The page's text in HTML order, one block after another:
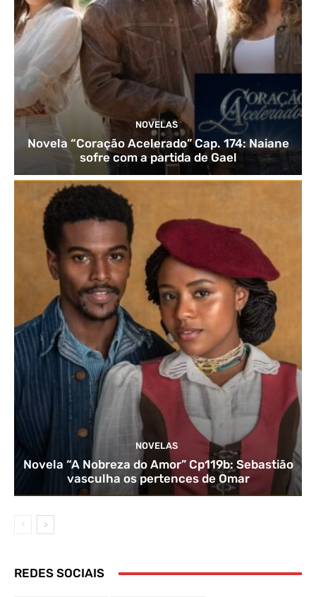
NOVELAS
Novela “Coração Acelerado” Cap. 174: Naiane
sofre com a partida de Gael
NOVELAS
Novela “A Nobreza do Amor” Cp119b: Sebastião
vasculha os pertences de Omar
REDES SOCIAIS